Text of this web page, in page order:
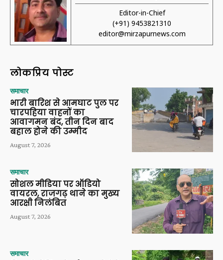
Editor-in-Chief
(+91) 9453821310
editor@mirzapurnews.com
लोकप्रिय पोस्ट
समाचार
भारी बारिश से आमघाट पुल पर
चारपहिया वाहनों का
आवागमन बंद, तीन दिन बाद
बहाल होने की उम्मीद
August 7, 2026
समाचार
सोशल मीडिया पर ऑडियो
वायरल, राजगढ़ थाने का मुख्य
आरक्षी निलंबित
August 7, 2026
समाचार